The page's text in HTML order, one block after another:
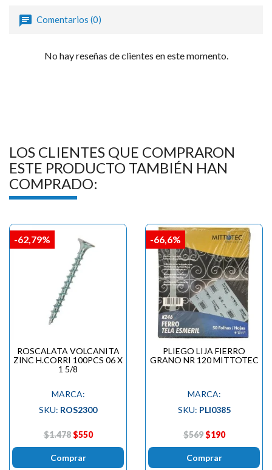
Comentarios (0)
No hay reseñas de clientes en este momento.
LOS CLIENTES QUE COMPRARON
ESTE PRODUCTO TAMBIÉN HAN
COMPRADO:
ROSCALATA VOLCANITA
ZINC H.CORRI 100PCS 06 X
1 5/8
MARCA:
SKU: ROS2300
$1.478 $550
Comprar
-62,79%
PLIEGO LIJA FIERRO
GRANO NR 120 MITTOTEC
MARCA:
SKU: PLI0385
$569 $190
Comprar
-66,6%